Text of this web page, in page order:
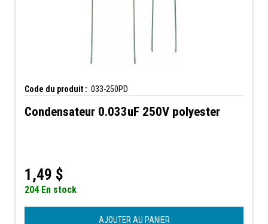
Code du produit : .033-250PD
Condensateur 0.033uF 250V polyester
1,49 $
204 En stock
AJOUTER AU PANIER